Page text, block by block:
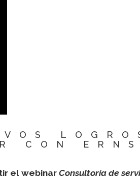
CON
el webinar Consultoría de